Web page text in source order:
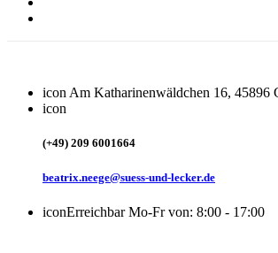
icon Am Katharinenwäldchen 16, 45896
icon
(+49) 209 6001664
beatrix.neege@suess-und-lecker.de
iconErreichbar Mo-Fr von: 8:00 - 17:00